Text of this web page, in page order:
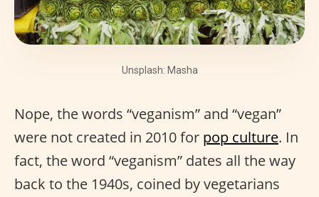
Unsplash: Masha
Nope, the words “veganism” and “vegan”
were not created in 2010 for pop culture. In
fact, the word “veganism” dates all the way
back to the 1940s, coined by vegetarians